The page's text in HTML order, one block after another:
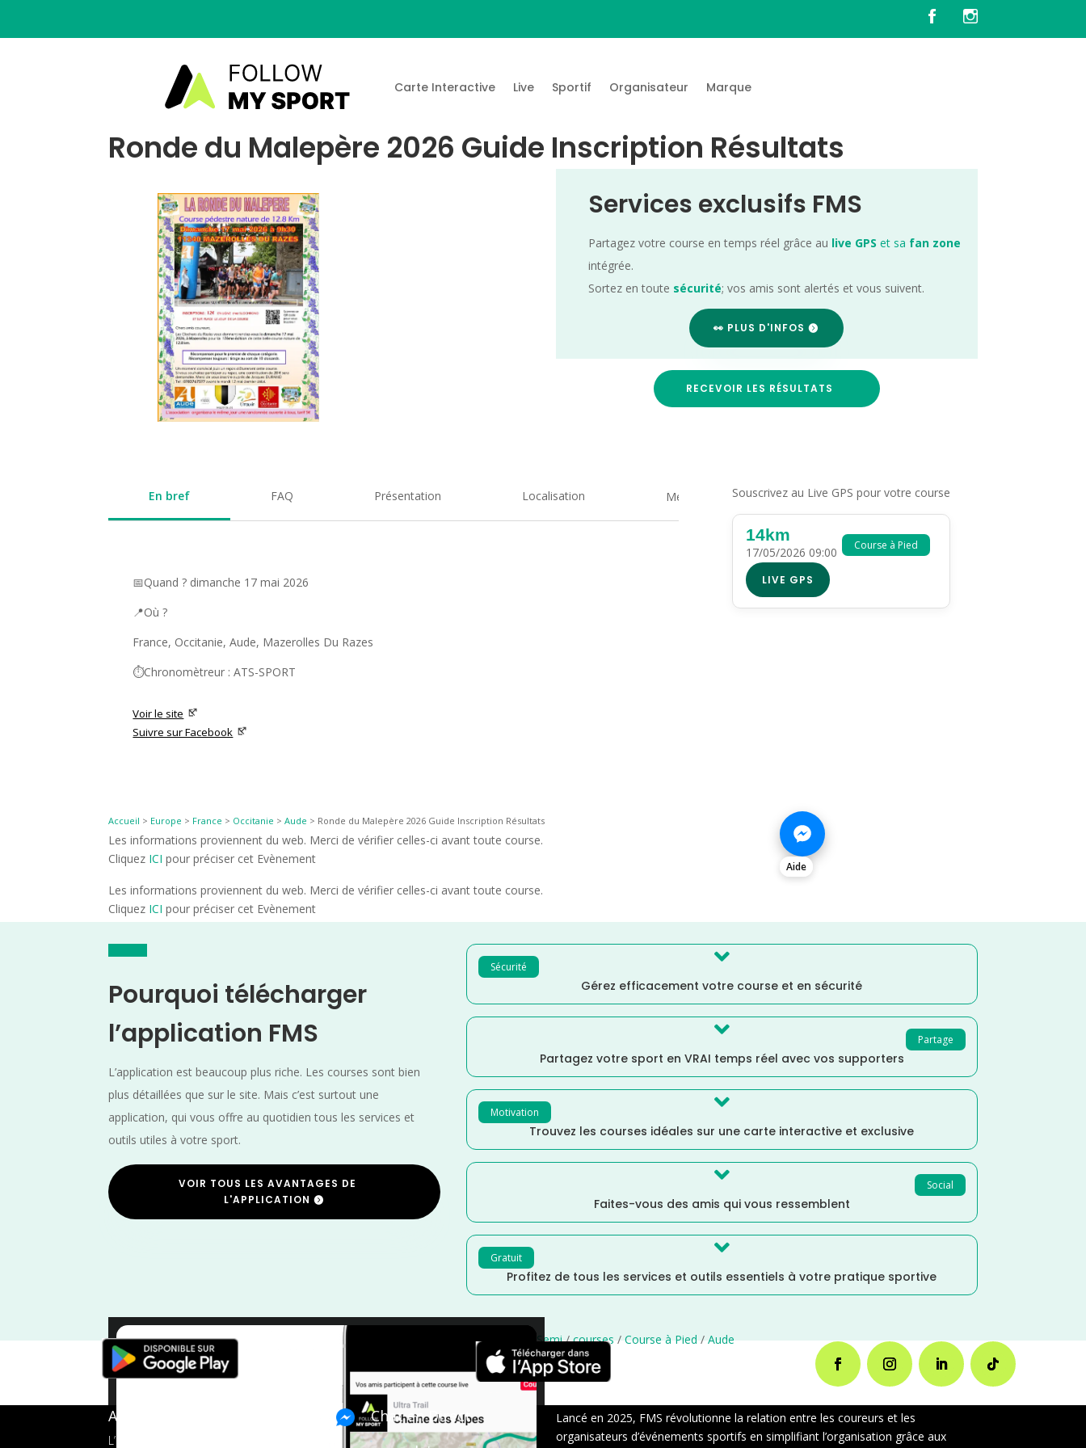
Carte Interactive Live Sportif Organisateur Marque
Ronde du Malepère 2026 Guide Inscription Résultats
Services exclusifs FMS
Partagez votre course en temps réel grâce au live GPS et sa fan zone
intégrée.
Sortez en toute sécurité; vos amis sont alertés et vous suivent.
👀 PLUS D'INFOS
RECEVOIR LES RÉSULTATS
En bref FAQ Présentation Localisation Medias
📅Quand ? dimanche 17 mai 2026
📍Où ?
France, Occitanie, Aude, Mazerolles Du Razes
⏱️Chronomètreur : ATS-SPORT
Voir le site
Suivre sur Facebook
Souscrivez au Live GPS pour votre course
Course à Pied
14km
17/05/2026 09:00
LIVE GPS
Accueil > Europe > France > Occitanie >Aude > Ronde du Malepère 2026 Guide Inscription Résultats
Les informations proviennent du web. Merci de vérifier celles-ci avant toute course.
Cliquez ICI pour préciser cet Evènement
Les informations proviennent du web. Merci de vérifier celles-ci avant toute course.
Cliquez ICI pour préciser cet Evènement
Aide
Pourquoi télécharger
l’application FMS
L’application est beaucoup plus riche. Les courses sont bien
plus détaillées que sur le site. Mais c’est surtout une
application, qui vous offre au quotidien tous les services et
outils utiles à votre sport.
VOIR TOUS LES AVANTAGES DE
L'APPLICATION
Sécurité 
Gérez efficacement votre course et en sécurité
Partage

Partagez votre sport en VRAI temps réel avec vos supporters
Motivation 
Trouvez les courses idéales sur une carte interactive et exclusive
Social

Faites-vous des amis qui vous ressemblent
Gratuit 
Profitez de tous les services et outils essentiels à votre pratique sportive
×
France/ Distance Semi/courses/Course à Pied/Aude
A propos de FMS
L’application tout-en-un pour les
Chat en Direct
Lancé en 2025, FMS révolutionne la relation entre les coureurs et les
organisateurs d’événements sportifs en simplifiant l’organisation grâce aux